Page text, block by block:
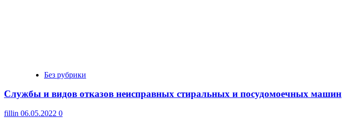
Без рубрики
Cлужбы и видов отказов неисправных стиральных и посудомоечных машин
fillin 06.05.2022 0